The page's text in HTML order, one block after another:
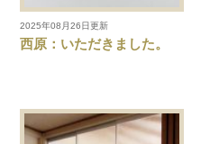
2025年08月26日更新
西原：いただきました。